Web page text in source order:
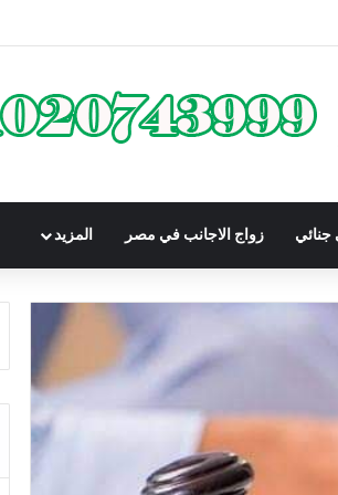
البنود التي تحمي المشتري في القانون المصري
زواج الاجانب في مصر المزيد